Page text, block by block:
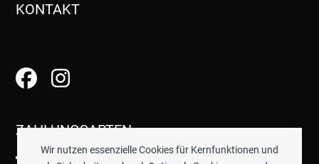
Wir nutzen essenzielle Cookies für Kernfunktionen und
KONTAKT
ZAHLUNGSARTEN